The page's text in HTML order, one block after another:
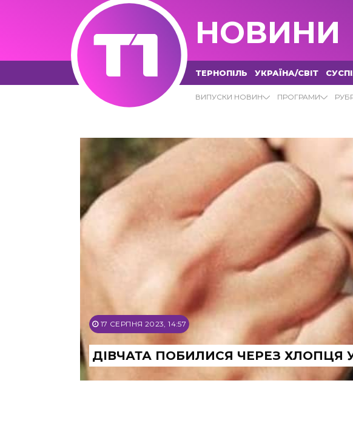
НОВИНИ
ТЕРНОПІЛЬ УКРАЇНА/СВІТ
ВИПУСКИ НОВИН ПРОГРАМИ
ПОДРУГИ АРХІВИ - Т1 НОВИНИ
17 СЕРПНЯ 2023, 14:57
ДІВЧАТА ПОБИЛИСЯ ЧЕРЕЗ ХЛОПЦЯ